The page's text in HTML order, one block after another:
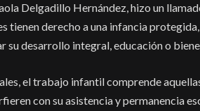
Delgadillo Hernández, hizo un
tienen derecho a una infancia
su desarrollo integral, educación o
el trabajo infantil comprende
con su asistencia y permanencia